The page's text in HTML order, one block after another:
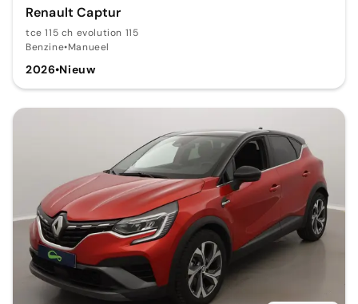
Renault Captur
tce 115 ch evolution 115
Benzine•Manueel
2026•Nieuw